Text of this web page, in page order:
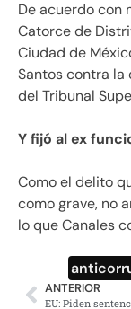
De acuerdo con
Catorce de
Ciudad de
Santos contra la
del Tribunal
Y fijó al ex
Como el delito
como grave, no
lo que Canales
ANTERIOR